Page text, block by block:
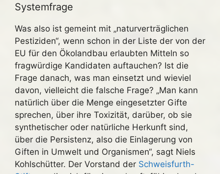
Systemfrage
Was also ist gemeint mit „naturverträglichen
Pestiziden“, wenn schon in der Liste der von der
EU für den Ökolandbau erlaubten Mitteln so
fragwürdige Kandidaten auftauchen? Ist die
Frage danach, was man einsetzt und wieviel
davon, vielleicht die falsche Frage? „Man kann
natürlich über die Menge eingesetzter Gifte
sprechen, über ihre Toxizität, darüber, ob sie
synthetischer oder natürliche Herkunft sind,
über die Persistenz, also die Einlagerung von
Giften in Umwelt und Organismen“, sagt Niels
Kohlschütter. Der Vorstand der Schweisfurth-